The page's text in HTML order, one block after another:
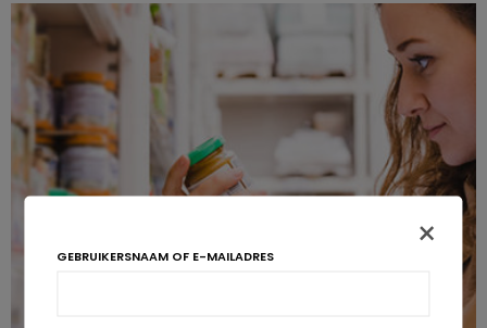
×
GEBRUIKERSNAAM OF E-MAILADRES